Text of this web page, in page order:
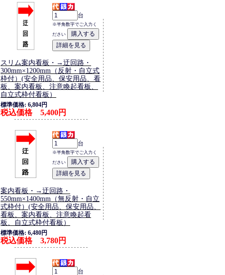
台
※半角数字でご入力く
ださい
スリム案内看板・→迂回路・
300mm×1200mm（反射・自立式
枠付）(安全用品、保安用品、看
板、案内看板、注意喚起看板、
自立式枠付看板）
標準価格: 6,804円
税込価格 5,400円
台
※半角数字でご入力く
ださい
案内看板・→迂回路・
550mm×1400mm（無反射・自立
式枠付）(安全用品、保安用品、
看板、案内看板、注意喚起看
板、自立式枠付看板）
標準価格: 6,480円
税込価格 3,780円
台